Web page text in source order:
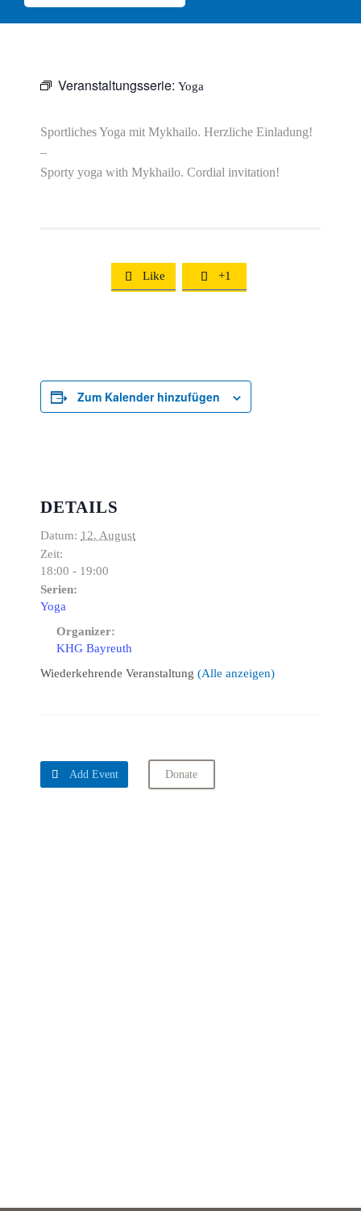
Veranstaltungsserie: Yoga
Sportliches Yoga mit Mykhailo. Herzliche Einladung!
–
Sporty yoga with Mykhailo. Cordial invitation!
 Like  +1
Zum Kalender hinzufügen
DETAILS
Datum: 12. August
Zeit:
18:00 - 19:00
Serien:
Yoga
Organizer:
KHG Bayreuth
Wiederkehrende Veranstaltung (Alle anzeigen)
 Add Event Donate